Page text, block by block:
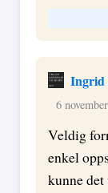
Ingrid
6
Veldig
enkel
kunne